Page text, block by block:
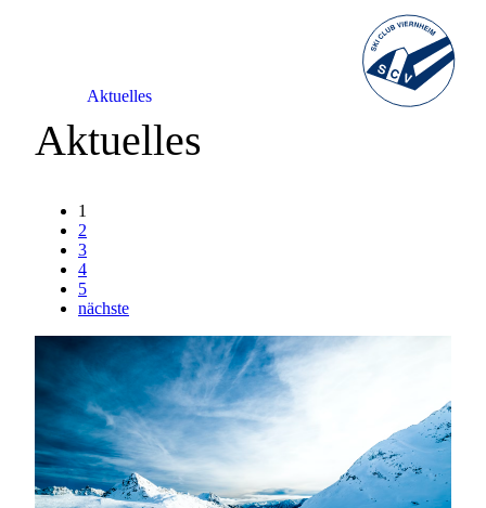
Aktuelles
Aktuelles
1
2
3
4
5
nächste